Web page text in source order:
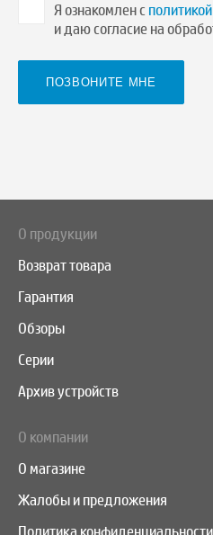
Я ознакомлен с
и даю согласие на
О продукции
Возврат товара
Гарантия
Обзоры
Серии
Архив устройств
О компании
О магазине
Жалобы и предложения